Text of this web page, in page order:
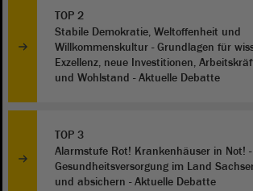
TOP 2
Stabile Demokratie, Weltoffenheit und
Willkommenskultur - Grundlagen für
Exzellenz, neue Investitionen,
und Wohlstand - Aktuelle Debatte
TOP 3
Alarmstufe Rot! Krankenhäuser in Not! -
Gesundheitsversorgung im Land
und absichern - Aktuelle Debatte